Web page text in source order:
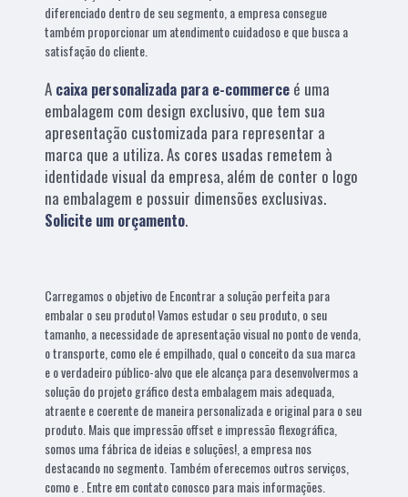
diferenciado dentro de seu segmento, a empresa consegue
também proporcionar um atendimento cuidadoso e que busca a
satisfação do cliente.
A caixa personalizada para e-commerce é uma
embalagem com design exclusivo, que tem sua
apresentação customizada para representar a
marca que a utiliza. As cores usadas remetem à
identidade visual da empresa, além de conter o logo
na embalagem e possuir dimensões exclusivas.
Solicite um orçamento.
Carregamos o objetivo de Encontrar a solução perfeita para
embalar o seu produto! Vamos estudar o seu produto, o seu
tamanho, a necessidade de apresentação visual no ponto de venda,
o transporte, como ele é empilhado, qual o conceito da sua marca
e o verdadeiro público-alvo que ele alcança para desenvolvermos a
solução do projeto gráfico desta embalagem mais adequada,
atraente e coerente de maneira personalizada e original para o seu
produto. Mais que impressão offset e impressão flexográfica,
somos uma fábrica de ideias e soluções!, a empresa nos
destacando no segmento. Também oferecemos outros serviços,
como e . Entre em contato conosco para mais informações.